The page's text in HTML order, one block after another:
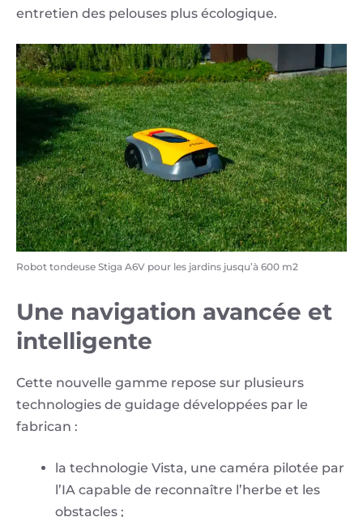
entretien des pelouses plus écologique.
Robot tondeuse Stiga A6V pour les jardins jusqu’à 600 m2
Une navigation avancée et
intelligente
Cette nouvelle gamme repose sur plusieurs
technologies de guidage développées par le
fabrican :
la technologie Vista, une caméra pilotée par
l’IA capable de reconnaître l’herbe et les
obstacles ;